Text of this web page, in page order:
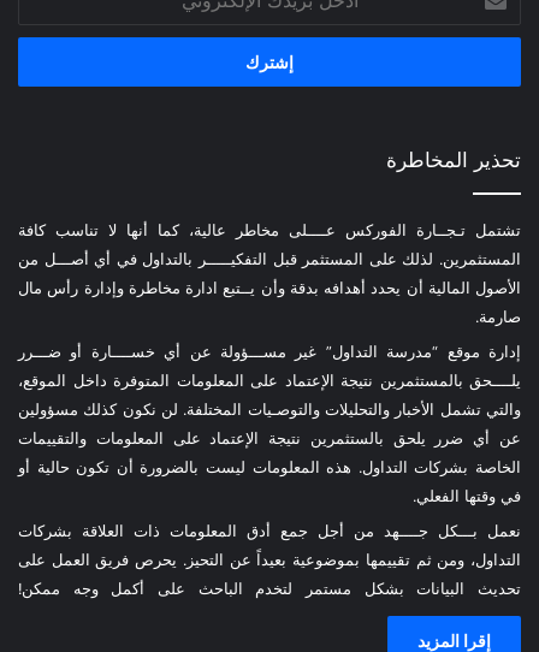
بريدك
الإلكتروني
تحذير المخاطرة
تشتمل تـجــارة الفوركس عــــلى مخاطر عالية، كما أنها لا تناسب كافة
المستثمرين. لذلك على المستثمر قبل التفكيـــــر بالتداول في أي أصـــل من
الأصول المالية أن يحدد أهدافه بدقة وأن يــتبع ادارة مخاطرة وإدارة رأس مال
صارمة.
إدارة موقع “مدرسة التداول” غير مســـؤولة عن أي خســــارة أو ضـــرر
يلــــحق بالمستثمرين نتيجة الإعتماد على المعلومات المتوفرة داخل الموقع،
والتي تشمل الأخبار والتحليلات والتوصـيات المختلفة. لن نكون كذلك مسؤولين
عن أي ضرر يلحق بالستثمرين نتيجة الإعتماد على المعلومات والتقييمات
الخاصة بشركات التداول. هذه المعلومات ليست بالضرورة أن تكون حالية أو
في وقتها الفعلي.
نعمل بـــكل جــــهد من أجل جمع أدق المعلومات ذات العلاقة بشركات
التداول، ومن ثم تقييمها بموضوعية بعيداً عن التحيز. يحرص فريق العمل على
تحديث البيانات بشكل مستمر لتخدم الباحث على أكمل وجه ممكن!
إقرا المزيد